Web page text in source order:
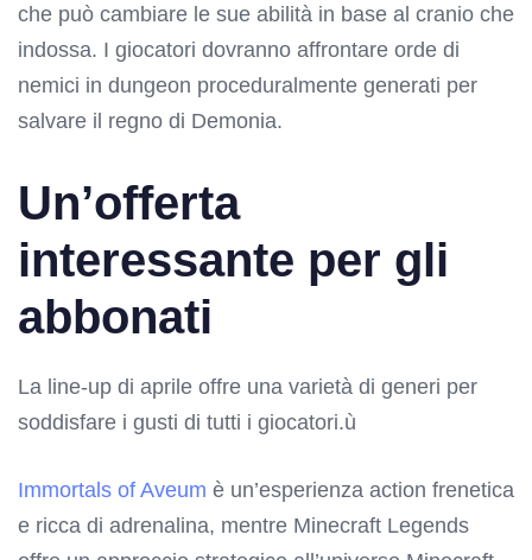
che può cambiare le sue abilità in base al cranio che
indossa. I giocatori dovranno affrontare orde di
nemici in dungeon proceduralmente generati per
salvare il regno di Demonia.
Un’offerta
interessante per gli
abbonati
La line-up di aprile offre una varietà di generi per
soddisfare i gusti di tutti i giocatori.ù
Immortals of Aveum è un’esperienza action frenetica
e ricca di adrenalina, mentre Minecraft Legends